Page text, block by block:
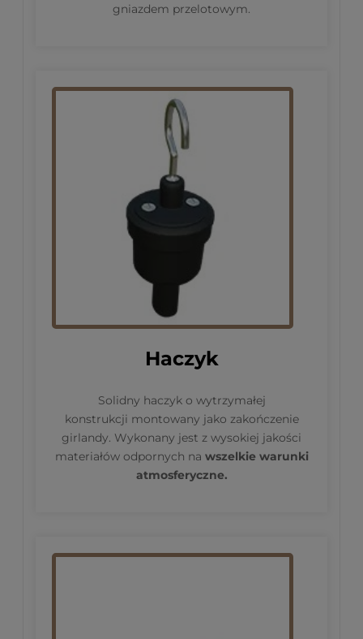
gniazdem przelotowym.
Haczyk
Solidny haczyk o wytrzymałej
konstrukcji montowany jako zakończenie
girlandy. Wykonany jest z wysokiej jakości
materiałów odpornych na wszelkie warunki
atmosferyczne.